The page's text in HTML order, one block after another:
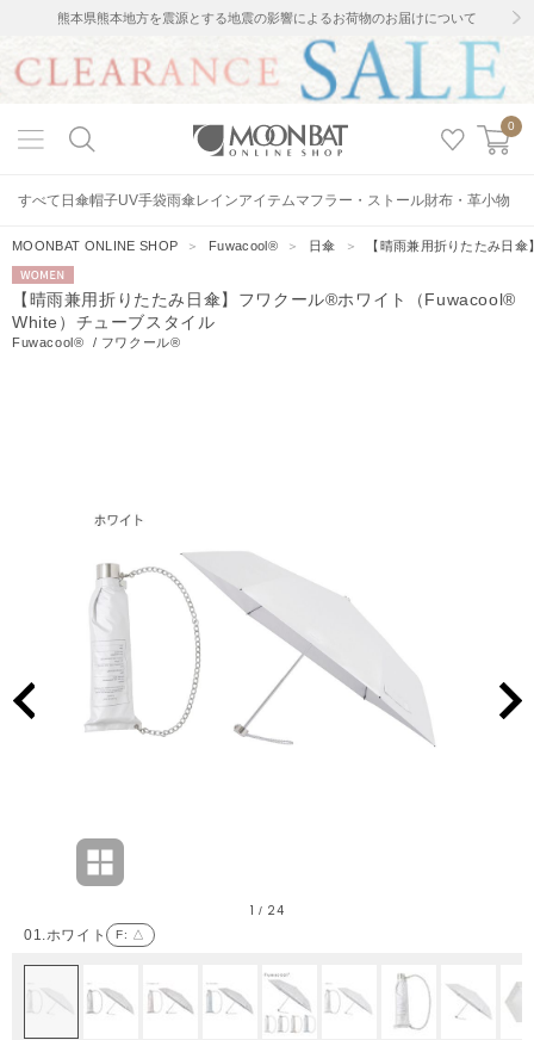
熊本県熊本地方を震源とする地震の影響によるお荷物のお届けについて
0
すべて 日傘帽子UV手袋雨傘レインアイテムマフラー・ストール財布・革小物
MOONBAT ONLINE SHOP ＞ Fuwacool® ＞ 日傘 ＞ 【晴雨兼用折りたたみ日
WOMEN
【晴雨兼用折りたたみ日傘】フワクール®ホワイト（Fuwacool®
White）チューブスタイル
Fuwacool® / フワクール®
01.ホワイト F: △
1 / 24